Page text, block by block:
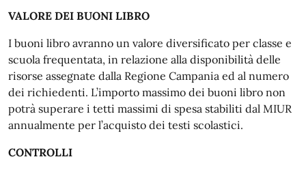
VALORE DEI BUONI LIBRO
I buoni libro avranno un valore diversificato per classe e
scuola frequentata, in relazione alla disponibilità delle
risorse assegnate dalla Regione Campania ed al numero
dei richiedenti. L’importo massimo dei buoni libro non
potrà superare i tetti massimi di spesa stabiliti dal MIUR
annualmente per l’acquisto dei testi scolastici.
CONTROLLI